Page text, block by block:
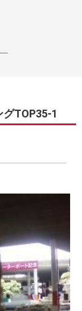
TOP35-1